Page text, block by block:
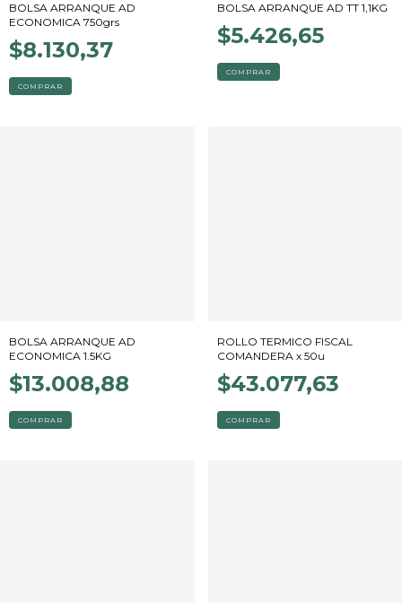
BOLSA ARRANQUE AD
ECONOMICA 750grs
$8.130,37
COMPRAR
BOLSA ARRANQUE AD TT 1,1KG
$5.426,65
COMPRAR
BOLSA ARRANQUE AD
ECONOMICA 1.5KG
$13.008,88
COMPRAR
ROLLO TERMICO FISCAL
COMANDERA x 50u
$43.077,63
COMPRAR